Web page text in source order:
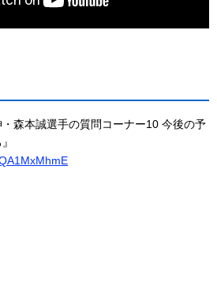
森本誠選手の質問コーナー10 今後の予